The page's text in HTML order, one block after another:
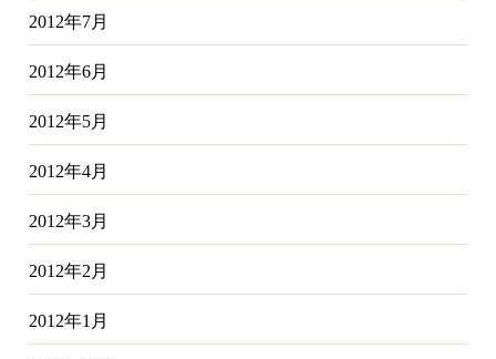
2012年7月
2012年6月
2012年5月
2012年4月
2012年3月
2012年2月
2012年1月